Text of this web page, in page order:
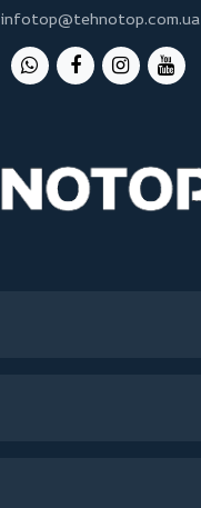
infotop@tehnotop.com.ua